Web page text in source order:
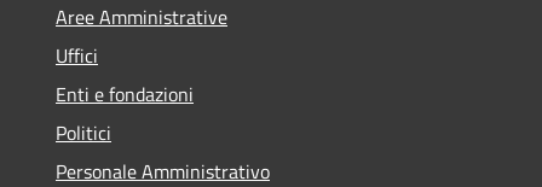
Aree Amministrative
Uffici
Enti e fondazioni
Politici
Personale Amministrativo